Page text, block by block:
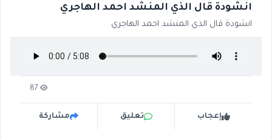
انشودة قال الذي المنشد احمد الهاجري
انشودة قال الذي المنشد احمد الهاجري
87
إعجاب تعليق مشاركة